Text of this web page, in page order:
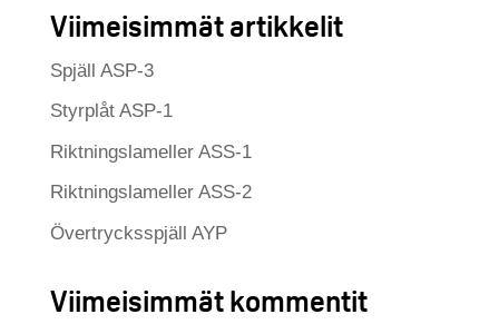
Viimeisimmät artikkelit
Spjäll ASP-3
Styrplåt ASP-1
Riktningslameller ASS-1
Riktningslameller ASS-2
Övertrycksspjäll AYP
Viimeisimmät kommentit